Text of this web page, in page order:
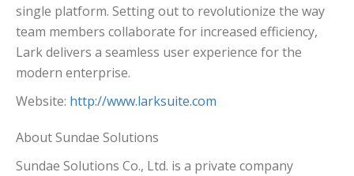
single platform. Setting out to revolutionize the way
team members collaborate for increased efficiency,
Lark delivers a seamless user experience for the
modern enterprise.
Website: http://www.larksuite.com
About Sundae Solutions
Sundae Solutions Co., Ltd. is a private company